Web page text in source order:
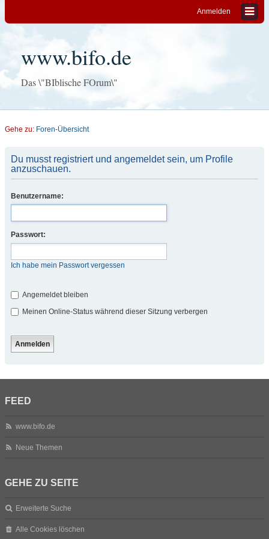
Anmelden
www.bifo.de
Das \"BIblische FOrum\"
Gehe zu: Foren-Übersicht
Du musst registriert und angemeldet sein, um Profile
anzuschauen.
Benutzername:
Passwort:
Ich habe mein Passwort vergessen
Angemeldet bleiben
Meinen Online-Status während dieser Sitzung verbergen
FEED
www.bifo.de
Neue Themen
GEHE ZU SEITE
Erweiterte Suche
Alle Cookies löschen